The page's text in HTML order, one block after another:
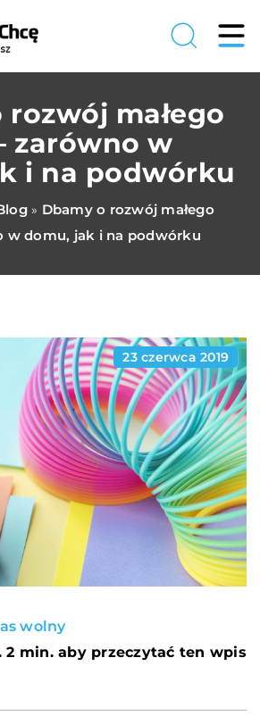
rozwój małego
zarówno w
i na podwórku
» Dbamy o rozwój małego
w domu, jak i na podwórku
23 czerwca 2019
wolny
2 min. aby przeczytać ten wpis